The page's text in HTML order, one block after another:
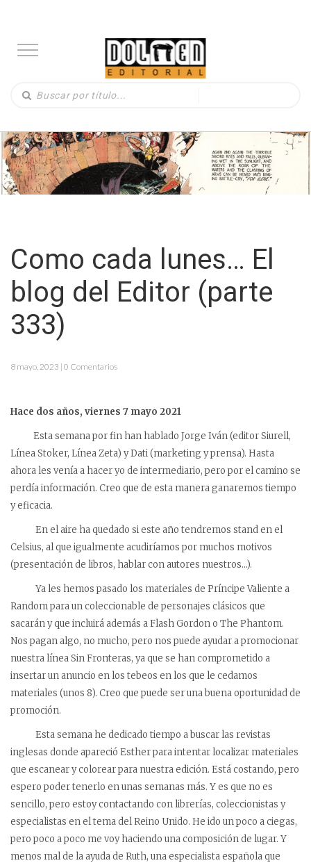
Como cada lunes… El
blog del Editor (parte
333)
8 mayo, 2023 | 0 Comentarios
Hace dos años, viernes 7 mayo 2021
Esta semana por fin han hablado Jorge Iván (editor Siurell,
Línea Stoker, Línea Zeta) y Dati (marketing y prensa). Hasta
ahora les venía a hacer yo de intermediario, pero por el camino se
perdía información. Creo que de esta manera ganaremos tiempo
y eficacia.
En el aire ha quedado si este año tendremos stand en el
Celsius, al que igualmente acudiríamos por muchos motivos
(presentación de libros, hablar con autores nuestros…).
Ya les hemos pasado los materiales de Príncipe Valiente a
Random para un coleccionable de personajes clásicos que
sacarán y que incluirá además a Flash Gordon o The Phantom.
Nos pagan algo, no mucho, pero nos puede ayudar a promocionar
nuestra línea Sin Fronteras, ya que se han comprometido a
insertar un anuncio en los tebeos en los que le cedamos
materiales (unos 8). Creo que puede ser una buena oportunidad de
promoción.
Esta semana he dedicado tiempo a buscar las revistas
inglesas donde apareció Esther para intentar localizar materiales
que escanear y colorear para nuestra edición. Está costando, pero
espero poder tenerlo en unas semanas más. Y es que no es
sencillo, pero estoy contactando con librerías, coleccionistas y
especialistas en el tema del Reino Unido. He ido un poco a ciegas,
pero poco a poco me voy haciendo una composición de lugar. Y
menos mal de la ayuda de Ruth, una especialista española que